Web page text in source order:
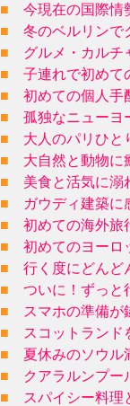
■
今現在の国際情
■
冬のベルリンで
■
グルメ・カルチ
■
子連れで初めて
■
初めての個人手
■
孤独なニューヨ
■
大人のパリひと
■
大自然と動物に
■
美食と活気に溺
■
ガウディ建築に
■
初めての海外旅
■
初めてのヨーロ
■
行く度にどんど
■
ついに！ずっと
■
スマホの準備が
■
スコットランド
■
夏休みのソウル
■
クアラルンプー
■
スパイシー料理